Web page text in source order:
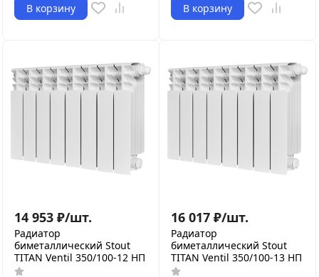
В корзину В корзину
14 953 ₽/шт.
Радиатор
биметаллический Stout
TITAN Ventil 350/100-12 НП
16 017 ₽/шт.
Радиатор
биметаллический Stout
TITAN Ventil 350/100-13 НП